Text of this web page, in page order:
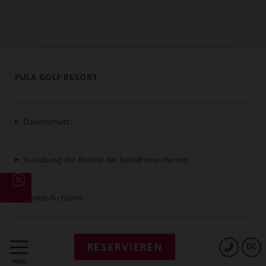
MENÜ
DE
RESERVIEREN
PULA GOLF RESORT
Datenschutz
Ausübung der Rechte der betroffenen Person
Cookie-Richtlinie
Legaler Hinweis / Imprint